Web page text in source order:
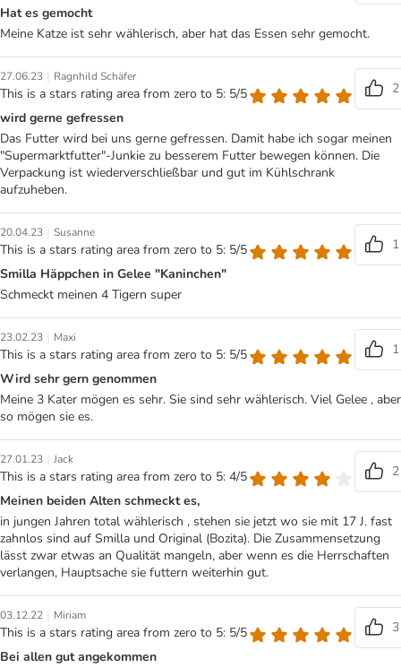
Hat es gemocht
Meine Katze ist sehr wählerisch, aber hat das Essen sehr gemocht.
27.06.23 | Ragnhild Schäfer
This is a stars rating area from zero to 5: 5/5
2
wird gerne gefressen
Das Futter wird bei uns gerne gefressen. Damit habe ich sogar meinen
"Supermarktfutter"-Junkie zu besserem Futter bewegen können. Die
Verpackung ist wiederverschließbar und gut im Kühlschrank
aufzuheben.
20.04.23 | Susanne
This is a stars rating area from zero to 5: 5/5
1
Smilla Häppchen in Gelee "Kaninchen"
Schmeckt meinen 4 Tigern super
23.02.23 | Maxi
This is a stars rating area from zero to 5: 5/5
1
Wird sehr gern genommen
Meine 3 Kater mögen es sehr. Sie sind sehr wählerisch. Viel Gelee , aber
so mögen sie es.
27.01.23 | Jack
This is a stars rating area from zero to 5: 4/5
2
Meinen beiden Alten schmeckt es,
in jungen Jahren total wählerisch , stehen sie jetzt wo sie mit 17 J. fast
zahnlos sind auf Smilla und Original (Bozita). Die Zusammensetzung
lässt zwar etwas an Qualität mangeln, aber wenn es die Herrschaften
verlangen, Hauptsache sie futtern weiterhin gut.
03.12.22 | Miriam
This is a stars rating area from zero to 5: 5/5
3
Bei allen gut angekommen